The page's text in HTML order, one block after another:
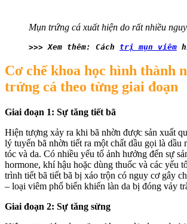
Mụn trứng cá xuất hiện do rất nhiều
>>> Xem thêm: Cách trị mụn viêm
Cơ chế khoa học hình thành
trứng cá theo từng giai đoạn
Giai đoạn 1: Sự tăng tiết bã
Hiện tượng xảy ra khi bã nhờn được sản xuất
lý tuyến bã nhờn tiết ra một chất dầu gọi là dầu
tóc và da. Có nhiều yếu tố ảnh hưởng đến sự
hormone, khí hậu hoặc dùng thuốc và các yếu
trình tiết bã tiết bã bị xáo trộn có nguy cơ gây
– loại viêm phổ biến khiến làn da bị đóng vảy
Giai đoạn 2: Sự tăng sừng